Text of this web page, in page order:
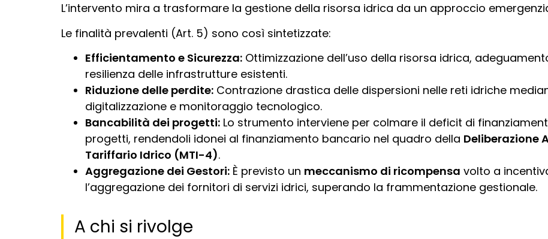
L’intervento mira a trasformare la gestione della risorsa idrica da un approccio
Le finalità prevalenti (Art. 5) sono così sintetizzate:
Efficientamento e Sicurezza: Ottimizzazione dell’uso della risorsa idrica,
resilienza delle infrastrutture esistenti.
Riduzione delle perdite: Contrazione drastica delle dispersioni nelle reti idriche
digitalizzazione e monitoraggio tecnologico.
Bancabilità dei progetti: Lo strumento interviene per colmare il deficit di
progetti, rendendoli idonei al finanziamento bancario nel quadro della Deliberazione
Tariffario Idrico (MTI-4).
Aggregazione dei Gestori: È previsto un meccanismo di ricompensa volto a
l’aggregazione dei fornitori di servizi idrici, superando la frammentazione gestionale.
A chi si rivolge